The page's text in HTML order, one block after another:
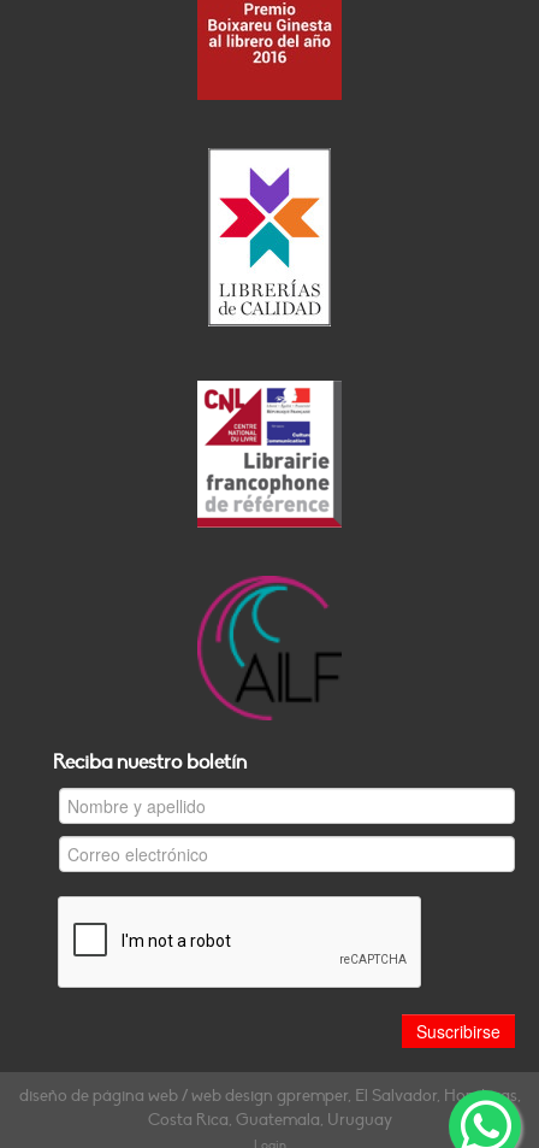
Reciba nuestro boletín
diseño de página web / web design gpremper, El Salvador, Honduras,
Costa Rica, Guatemala, Uruguay
Login